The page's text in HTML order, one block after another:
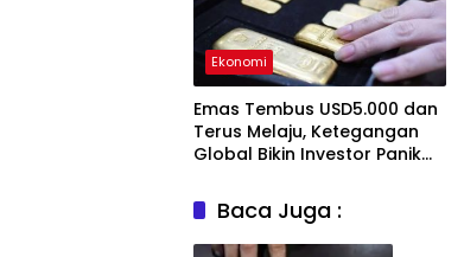
Ekonomi
Emas Tembus USD5.000 dan
Terus Melaju, Ketegangan
Global Bikin Investor Panik
Baca Juga :